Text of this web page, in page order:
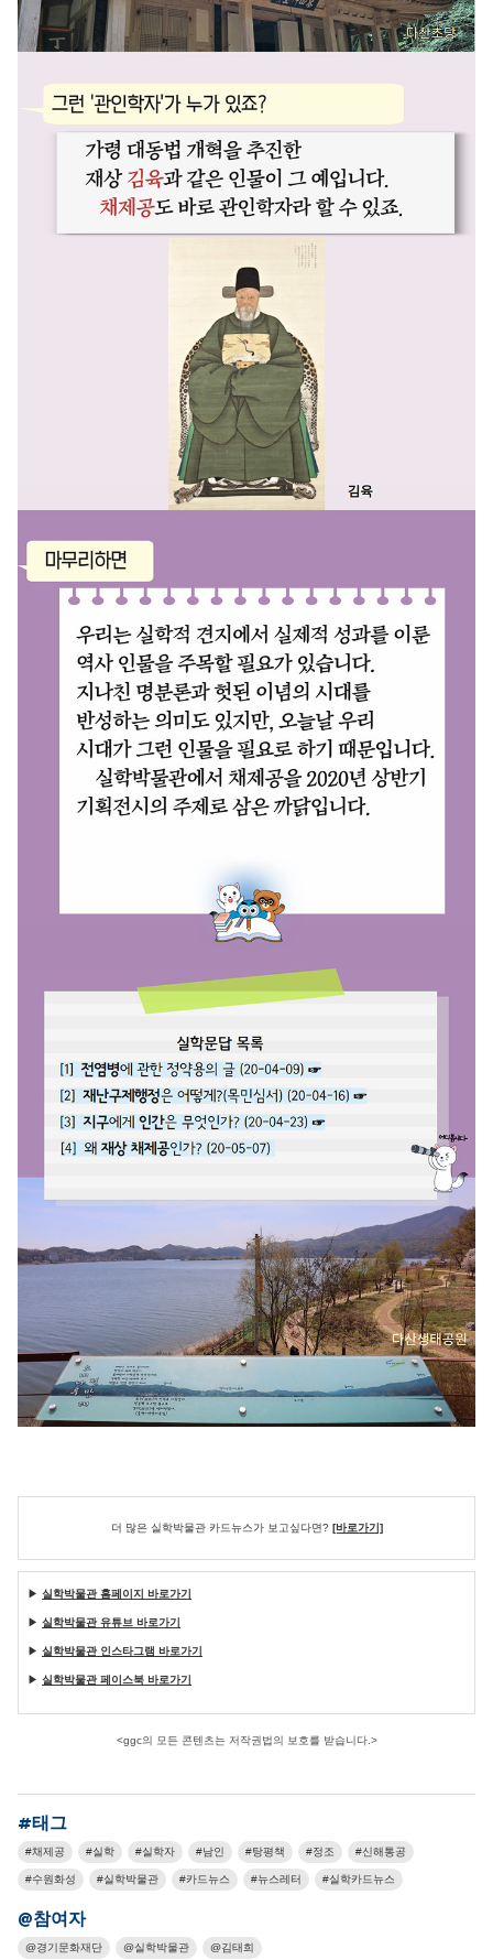
더 많은 실학박물관 카드뉴스가 보고싶다면? [바로가기]
▶ 실학박물관 홈페이지 바로가기
▶ 실학박물관 유튜브 바로가기
▶ 실학박물관 인스타그램 바로가기
▶ 실학박물관 페이스북 바로가기
<ggc의 모든 콘텐츠는 저작권법의 보호를 받습니다.>
#태그
채제공 실학 실학자 남인 탕평책 정조 신해통공
수원화성 실학박물관 카드뉴스 뉴스레터 실학카드뉴스
@참여자
경기문화재단 실학박물관 김태희